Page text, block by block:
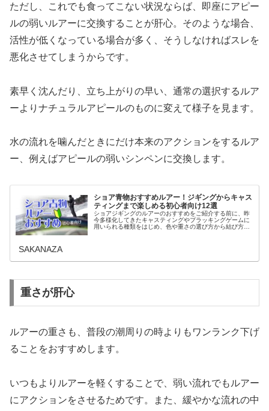
ただし、これでも食ってこない状況ならば、即座にアピー
ルの弱いルアーに交換することが肝心。そのような場合、
活性が低くなっている場合が多く、そうしなければスレを
悪化させてしまうからです。
素早く沈んだり、立ち上がりの早い、通常の選択するルア
ーよりナチュラルアピールのものに変えて様子を見ます。
水の流れを噛んだときにだけ本来のアクションをするルア
ー、例えばアピールの弱いシンペンに交換します。
ショア青物おすすめルアー！ジギングからキャス
ティングまで楽しめる初心者向け12選
ショアジギングのルアーのおすすめをご紹介する前に、昨
今多様化してきたキャスティングやプラッキングゲームに
用いられる種類をはじめ、色や重さの選び方から結び方ま
SAKANAZA
重さが肝心
ルアーの重さも、普段の潮周りの時よりもワンランク下げ
ることをおすすめします。
いつもよりルアーを軽くすることで、弱い流れでもルアー
にアクションをさせるためです。また、緩やかな流れの中